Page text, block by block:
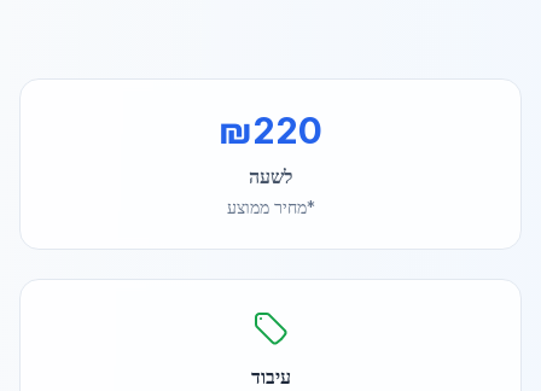
₪220
לשעה
*מחיר ממוצע
עיבוד